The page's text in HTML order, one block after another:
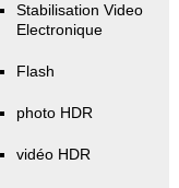
Stabilisation Video
Electronique
Flash
photo HDR
vidéo HDR